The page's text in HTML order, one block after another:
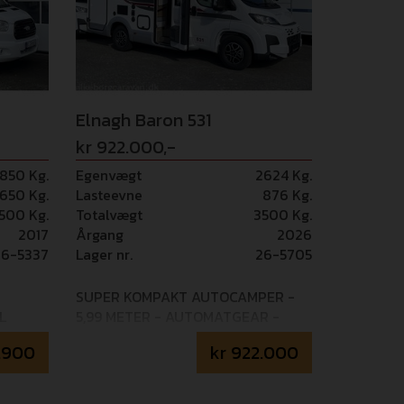
-
skærm - Motor 180 HK - 8 trins
automatgearkasse - 16" alufælge -
Fuld LED forlygter Mulighed for
opvejning til 3.650 kg totalvægt
Kg.
650 Kg.
Kg.
2017
5337
Elnagh Baron 531
kr 922.000,-
Egenvægt
2624 Kg.
Lasteevne
876 Kg.
Totalvægt
3500 Kg.
Årgang
2026
Lager nr.
26-5705
SUPER KOMPAKT AUTOCAMPER -
ADAPTIV FARTPILOT - COMBI 6E +
EL GULVVARME Mulighed for tilkøb
af 36 mdr+ GOSafe garanti (i alt 5
kr 922.000